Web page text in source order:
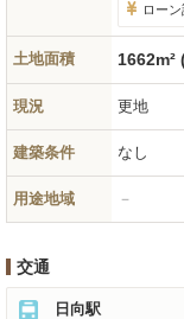
ロー
土地面積 1662m²
現況 更地
建築条件 なし
用途地域 －
交通
日向駅